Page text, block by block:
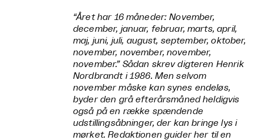
“Året har 16 måneder: November,
december, januar, februar, marts, april,
maj, juni, juli, august, september, oktober,
november, november, november,
november.” Sådan skrev digteren Henrik
Nordbrandt i 1986. Men selvom
november måske kan synes endeløs,
byder den grå efterårsmåned heldigvis
også på en række spændende
udstillingsåbninger, der kan bringe lys i
mørket. Redaktionen guider her til en